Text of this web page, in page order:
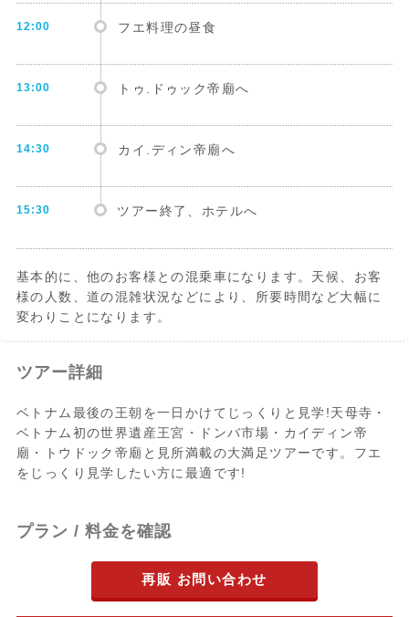
12:00 フエ料理の昼食
13:00 トゥ.ドゥック帝廟へ
14:30 カイ.ディン帝廟へ
15:30 ツアー終了、ホテルへ
基本的に、他のお客様との混乗車になります。天候、お客
様の人数、道の混雑状況などにより、所要時間など大幅に
変わりことになります。
ツアー詳細
ベトナム最後の王朝を一日かけてじっくりと見学!天母寺・
ベトナム初の世界遺産王宮・ドンバ市場・カイディン帝
廟・トウドック帝廟と見所満載の大満足ツアーです。フエ
をじっくり見学したい方に最適です!
プラン / 料金を確認
再販 お問い合わせ